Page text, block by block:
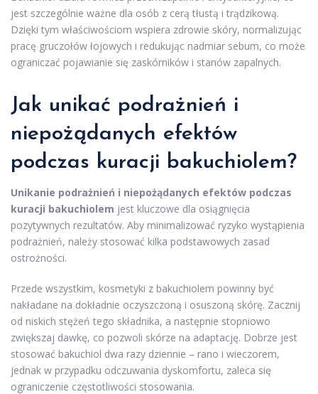
jest szczególnie ważne dla osób z cerą tłustą i trądzikową.
Dzięki tym właściwościom wspiera zdrowie skóry, normalizując
pracę gruczołów łojowych i redukując nadmiar sebum, co może
ograniczać pojawianie się zaskórników i stanów zapalnych.
Jak unikać podrażnień i
niepożądanych efektów
podczas kuracji bakuchiolem?
Unikanie podrażnień i niepożądanych efektów podczas
kuracji bakuchiolem jest kluczowe dla osiągnięcia
pozytywnych rezultatów. Aby minimalizować ryzyko wystąpienia
podrażnień, należy stosować kilka podstawowych zasad
ostrożności.
Przede wszystkim, kosmetyki z bakuchiolem powinny być
nakładane na dokładnie oczyszczoną i osuszoną skórę. Zacznij
od niskich stężeń tego składnika, a następnie stopniowo
zwiększaj dawkę, co pozwoli skórze na adaptację. Dobrze jest
stosować bakuchiol dwa razy dziennie – rano i wieczorem,
jednak w przypadku odczuwania dyskomfortu, zaleca się
ograniczenie częstotliwości stosowania.